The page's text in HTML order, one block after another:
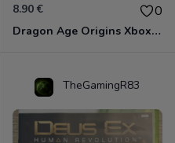
8.90 € 0
Dragon Age Origins Xbox 360
TheGamingR83